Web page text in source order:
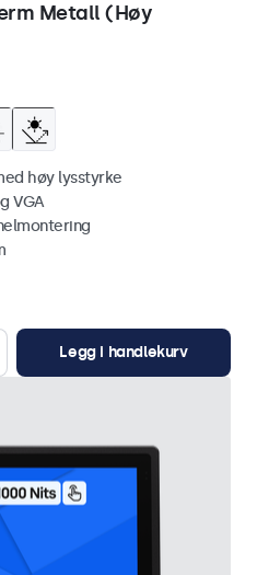
Metall (Høy
høy lysstyrke
VGA
Legg i handlekurv